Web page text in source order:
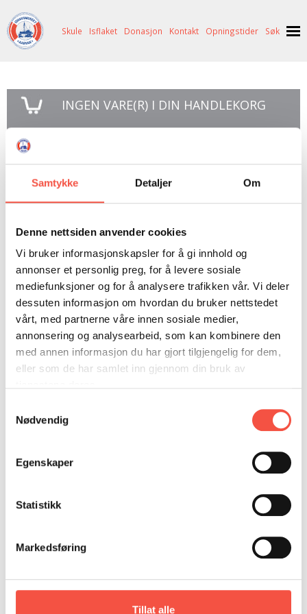
Samtykke Detaljer Om
Denne nettsiden anvender cookies
Vi bruker informasjonskapsler for å gi innhold og
annonser et personlig preg, for å levere sosiale
mediefunksjoner og for å analysere trafikken vår. Vi deler
dessuten informasjon om hvordan du bruker nettstedet
vårt, med partnerne våre innen sosiale medier,
annonsering og analysearbeid, som kan kombinere den
med annen informasjon du har gjort tilgjengelig for dem,
eller som de har samlet inn gjennom din bruk av
Nødvendig
Egenskaper
Statistikk
Markedsføring
Tillat alle
OM OSS
BESØK OSS
UTSTILLINGAR
OVERVINTRINGSFANGST PÅ NORDAUST-GRØNLAND
RAGNAR THORSETH – LEVD LIV
SVART GULL I BRANDAL CITY
UTLEIGE
HISTORIKK
ISHAVSMUSEETS VENNER
SAMARBEIDSMUSEUM
PERSONVERNERKLÆRING
HISTORIE
SVALBARD
SELFANGST
PETER S. BRANDAL
BILDEGALLERI
NETTBUTIKK
SKUTEKATALOG
UTLEIGE
SKULE
SKULEBESØK
FARGELEGG
ISHAVSQUIZ
ISFLAKET
DONASJON
KONTAKT
Skule Isflaket Donasjon Kontakt Opningstider Søk
INGEN VARE(R) I DIN HANDLEKORG
ferden mor Nordpolen
Ragnar Thorseth.
Lite rift i smussomslag.